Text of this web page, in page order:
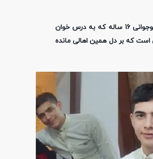
سروش رحمانی نام نوجوانی است که این بار نامش در میان مشکلات کولبری منجر به حادثه به چشم می‌خورد. نوجوانی 16 ساله که به درس خوان
است که بر دل همین اهالی مانده